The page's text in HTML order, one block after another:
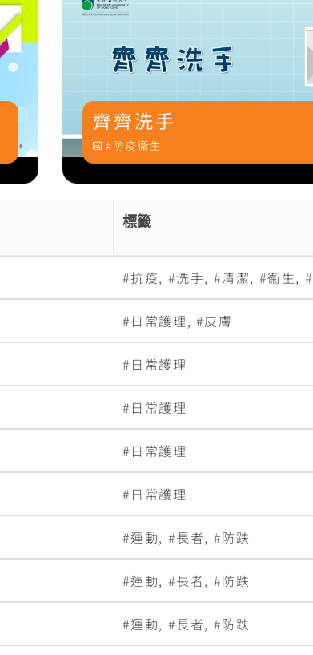
齊齊洗手
防疫衛生
標籤
抗疫, 洗手, 清潔, 衞生,
日常護理, 皮膚
日常護理
日常護理
日常護理
日常護理
運動, 長者, 防跌
運動, 長者, 防跌
運動, 長者, 防跌